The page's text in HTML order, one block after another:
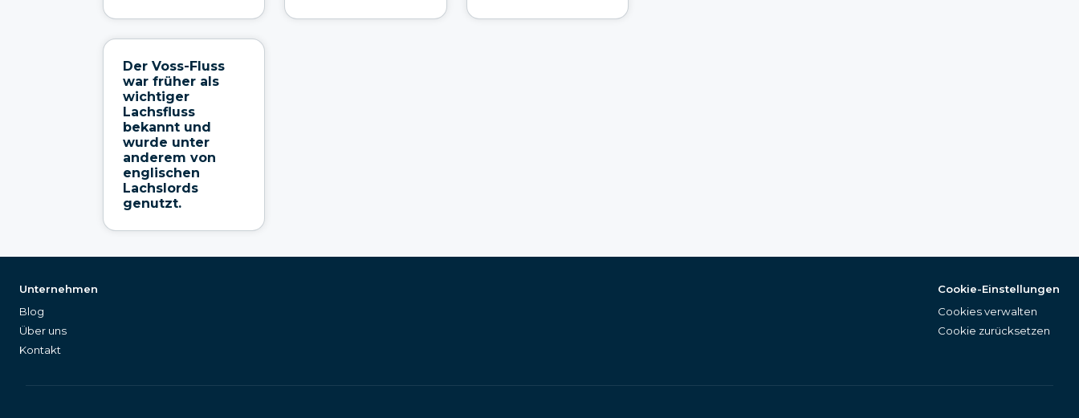
Der Voss-Fluss
war früher als
wichtiger
Lachsfluss
bekannt und
wurde unter
anderem von
englischen
Lachslords
genutzt.
Unternehmen
Blog
Über uns
Kontakt
Cookie-Einstellungen
Cookies verwalten
Cookie zurücksetzen